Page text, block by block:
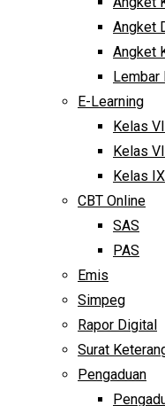
Angket
Angket
Lembar
E-Learning
Kelas
Kelas
Kelas IX
CBT Online
SAS
PAS
Emis
Simpeg
Rapor Digital
Surat
Pengaduan